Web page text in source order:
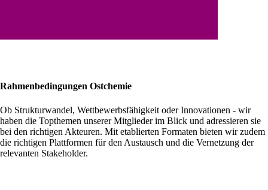
Rahmenbedingungen Ostchemie
Ob Strukturwandel, Wettbewerbsfähigkeit oder Innovationen - wir
haben die Topthemen unserer Mitglieder im Blick und adressieren sie
bei den richtigen Akteuren. Mit etablierten Formaten bieten wir zudem
die richtigen Plattformen für den Austausch und die Vernetzung der
relevanten Stakeholder.